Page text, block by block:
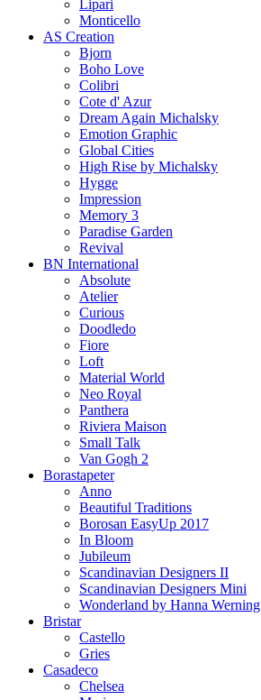
Lipari
Monticello
AS Creation
Bjorn
Boho Love
Colibri
Cote d' Azur
Dream Again Michalsky
Emotion Graphic
Global Cities
High Rise by Michalsky
Hygge
Impression
Memory 3
Paradise Garden
Revival
BN International
Absolute
Atelier
Curious
Doodledo
Fiore
Loft
Material World
Neo Royal
Panthera
Riviera Maison
Small Talk
Van Gogh 2
Borastapeter
Anno
Beautiful Traditions
Borosan EasyUp 2017
In Bloom
Jubileum
Scandinavian Designers II
Scandinavian Designers Mini
Wonderland by Hanna Werning
Bristar
Castello
Gries
Casadeco
Chelsea